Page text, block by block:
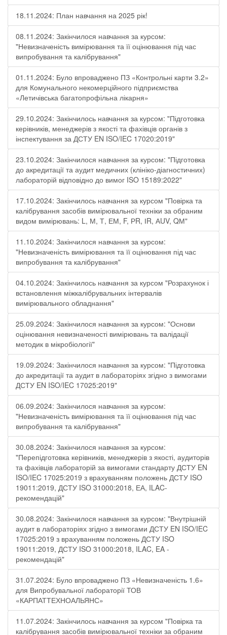
18.11.2024: План навчання на 2025 рік!
08.11.2024: Закінчилося навчання за курсом:
"Невизначеність вимірювання та її оцінювання під час
випробування та калібрування"
01.11.2024: Було впроваджено ПЗ «Контрольні карти 3.2»
для Комунального некомерційного підприємства
«Летичівська багатопрофільна лікарня»
29.10.2024: Закінчилось навчання за курсом: "Підготовка
керівників, менеджерів з якості та фахівців органів з
інспектування за ДСТУ EN ISO/IEC 17020:2019"
23.10.2024: Закінчилося навчання за курсом: "Підготовка
до акредитації та аудит медичних (клініко-діагностичних)
лабораторій відповідно до вимог ISO 15189:2022"
17.10.2024: Закінчилось навчання за курсом "Повірка та
калібрування засобів вимірювальної техніки за обраним
видом вимірювань: L, М, Т, ЕМ, F, РR, ІR, АUV, QМ"
11.10.2024: Закінчилося навчання за курсом:
"Невизначеність вимірювання та її оцінювання під час
випробування та калібрування"
04.10.2024: Закінчилось навчання за курсом "Розрахунок і
встановлення міжкалібрувальних інтервалів
вимірювального обладнання"
25.09.2024: Закінчилося навчання за курсом: "Основи
оцінювання невизначеності вимірювань та валідації
методик в мікробіології"
19.09.2024: Закінчилося навчання за курсом: "Підготовка
до акредитації та аудит в лабораторіях згідно з вимогами
ДСТУ EN ISO/IEC 17025:2019"
06.09.2024: Закінчилося навчання за курсом:
"Невизначеність вимірювання та її оцінювання під час
випробування та калібрування"
30.08.2024: Закінчилося навчання за курсом:
"Перепідготовка керівників, менеджерів з якості, аудиторів
та фахівців лабораторій за вимогами стандарту ДСТУ EN
ISO/IEC 17025:2019 з врахуванням положень ДСТУ ISO
19011:2019, ДСТУ ISO 31000:2018, ЕА, ILAC-
рекомендацій"
30.08.2024: Закінчилося навчання за курсом: "Внутрішній
аудит в лабораторіях згідно з вимогами ДСТУ EN ISO/IEC
17025:2019 з врахуванням положень ДСТУ ISO
19011:2019, ДСТУ ISO 31000:2018, ILAC, EA -
рекомендацій"
31.07.2024: Було впроваджено ПЗ «Невизначеність 1.6»
для Випробувальної лабораторії ТОВ
«КАРПАТТЕХНОАЛЬЯНС»
11.07.2024: Закінчилось навчання за курсом "Повірка та
калібрування засобів вимірювальної техніки за обраним